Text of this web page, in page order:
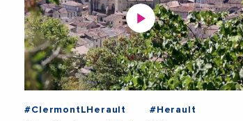
#ClermontLHerault
#Herault